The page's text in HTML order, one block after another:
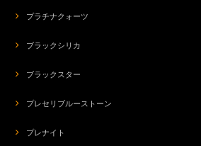
プラチナクォーツ
ブラックシリカ
ブラックスター
プレセリブルーストーン
プレナイト